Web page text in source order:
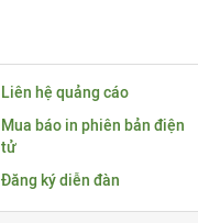
Liên hệ quảng cáo
Mua báo in phiên bản điện
tử
Đăng ký diễn đàn